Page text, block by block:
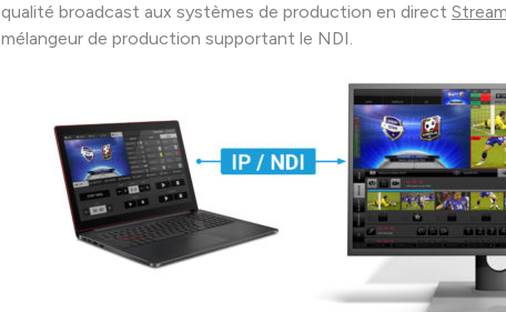
qualité broadcast aux systèmes de production en direct
mélangeur de production supportant le NDI.